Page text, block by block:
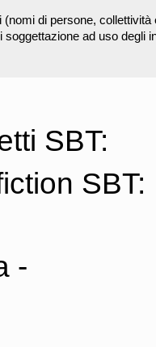
di persone,
soggettazione ad uso degli
SBT:
SBT:
-